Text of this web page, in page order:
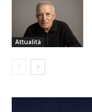
Attualità